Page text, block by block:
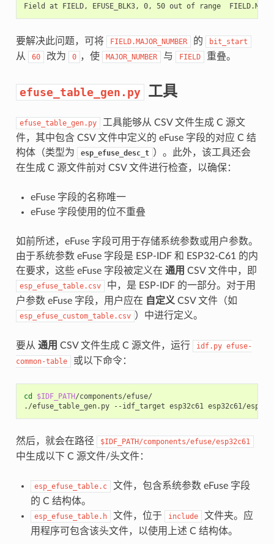
要解决此问题，可将 FIELD.MAJOR_NUMBER 的 bit_start
从 60 改为 0 ，使 MAJOR_NUMBER 与 FIELD 重叠。
efuse_table_gen.py 工具
efuse_table_gen.py
工具能够从 CSV 文件生成 C 源文
件，其中包含 CSV 文件中定义的 eFuse 字段的对应 C 结
构体（类型为
esp_efuse_desc_t ）。此外，该工具还会
在生成 C 源文件前对 CSV 文件进行检查，以确保：
eFuse 字段的名称唯一
eFuse 字段使用的位不重叠
如前所述，eFuse 字段可用于存储系统参数或用户参数。
由于系统参数 eFuse 字段是 ESP-IDF 和 ESP32-C61 的内
在要求，这些 eFuse 字段被定义在 通用 CSV 文件中，即
esp_efuse_table.csv
中，是 ESP-IDF 的一部分。对于用
户参数 eFuse 字段，用户应在 自定义 CSV 文件（如
esp_efuse_custom_table.csv ）中进行定义。
要从 通用 CSV 文件生成 C 源文件，运行 idf.py efuse-
common-table
或以下命令：
cd $IDF_PATH/components/efuse/
./efuse_table_gen.py
--idf_target esp32c61
然后，就会在路径 $IDF_PATH/components/efuse/esp32c61
中生成以下 C 源文件/头文件：
esp_efuse_table.c
文件，包含系统参数 eFuse 字段
的 C 结构体。
esp_efuse_table.h 文件，位于 include
文件夹。应
用程序可包含该头文件，以使用上述 C 结构体。